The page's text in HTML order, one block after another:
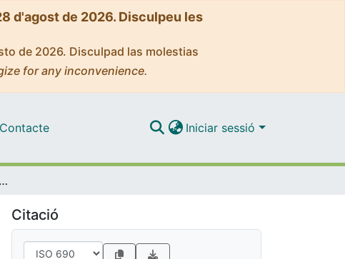
d'agost de 2026. Disculpeu les
de 2026. Disculpad las molestias
for any inconvenience.
Iniciar sessió
Espais i estructures en els establiments monàstics de l'antiguitat tardana i la primerenca edat mitjana: reptes d’identificació i tipificació
Citació